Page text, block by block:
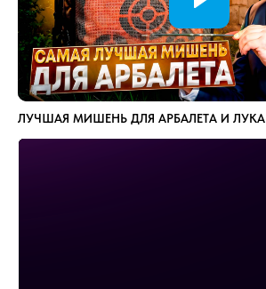
ЛУЧШАЯ МИШЕНЬ ДЛЯ АРБАЛЕТА И ЛУКА